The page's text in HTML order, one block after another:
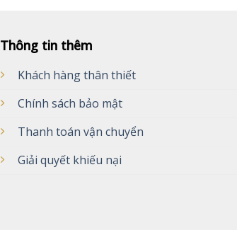
Thông tin thêm
Khách hàng thân thiết
Chính sách bảo mật
Thanh toán vận chuyển
Giải quyết khiếu nại